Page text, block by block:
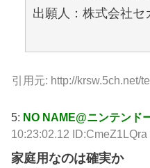
出願人：株式会社セ
引用元: http://krsw.5ch.net/
5: NO NAME@ニンテンド
10:23:02.12 ID:CmeZ1LQra
家庭用なのは確実か